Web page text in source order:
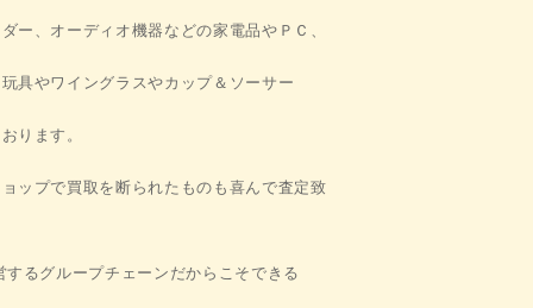
ー、オーディオ機器などの家電品やＰＣ、
具やワイングラスやカップ＆ソーサー
ります。
ップで買取を断られたものも喜んで査定致
するグループチェーンだからこそできる